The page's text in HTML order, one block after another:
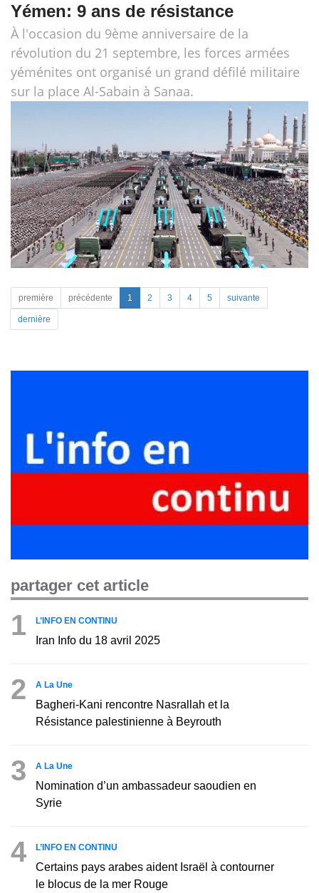
Yémen: 9 ans de résistance
À l'occasion du 9ème anniversaire de la
révolution du 21 septembre, les forces armées
yéménites ont organisé un grand défilé militaire
sur la place Al-Sabain à Sanaa.
première précédente 1 2 3 4 5 suivante
dernière
partager cet article
1 L’INFO EN CONTINU
Iran Info du 18 avril 2025
2 A La Une
Bagheri-Kani rencontre Nasrallah et la
Résistance palestinienne à Beyrouth
3 A La Une
Nomination d’un ambassadeur saoudien en
Syrie
4 L’INFO EN CONTINU
Certains pays arabes aident Israël à contourner
le blocus de la mer Rouge